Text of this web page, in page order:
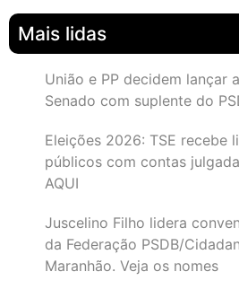
Mais lidas
União e PP decidem lançar
Senado com suplente do
Eleições 2026: TSE recebe
públicos com contas
AQUI
Juscelino Filho lidera
da Federação PSDB/
Maranhão. Veja os nomes